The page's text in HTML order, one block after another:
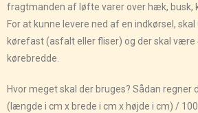
fragtmanden af løfte varer over hæk, busk,
For at kunne levere ned af en indkørsel,
kørefast (asfalt eller fliser) og der skal
kørebredde.
Hvor meget skal der bruges? Sådan regner
(længde i cm x brede i cm x højde i cm) /